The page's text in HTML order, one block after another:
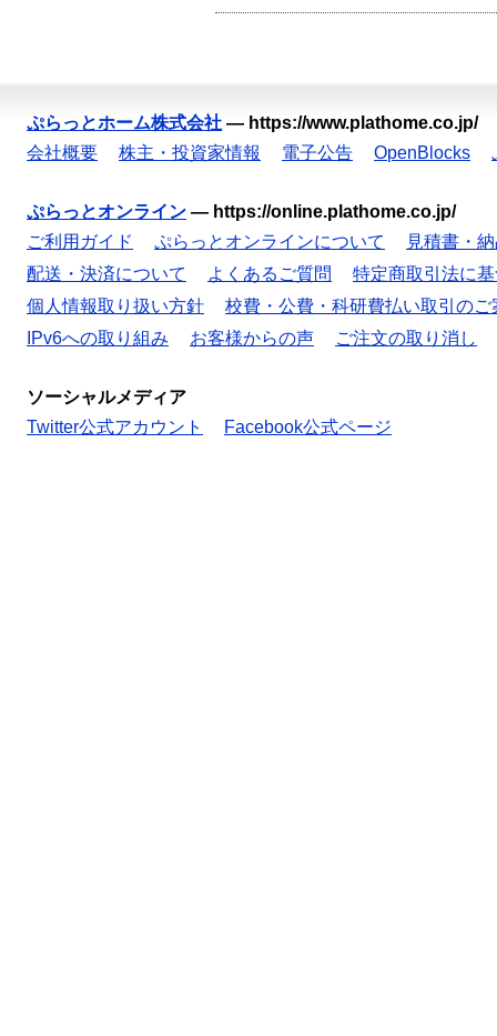
ぷらっとホーム株式会社 — https://www.plathome.co.jp/
会社概要
株主・投資家情報 電子公告 OpenBlocks
ぷらっとオンライン — https://online.plathome.co.jp/
ご利用ガイド
ぷらっとオンラインについて
見積書・
配送・決済について
よくあるご質問
特定商取引法に
個人情報取り扱い方針
校費・公費・科研費払い取引のご
IPv6への取り組み
お客様からの声 ご注文の取り消し
ソーシャルメディア
Twitter公式アカウント
Facebook公式ページ